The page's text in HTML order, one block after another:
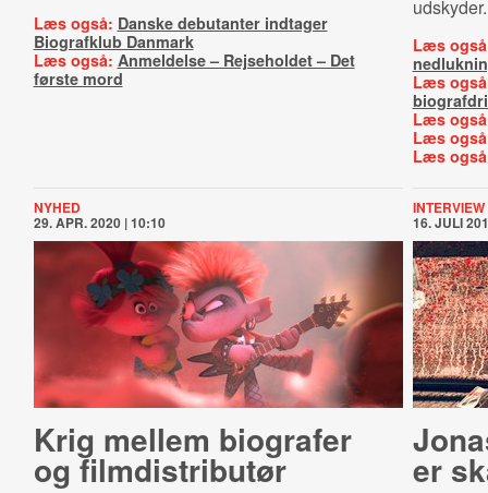
Læs også: Danske debutanter indtager
Biografklub Danmark
Læs også: Anmeldelse – Rejseholdet – Det
første mord
udskyder.
Læs
Læs
Læs
Læs
Læs
NYHED
29. APR. 2020 | 10:10
Krig mellem biografer
og film­di­stri­butør
INTERVIEW
16. JULI
er